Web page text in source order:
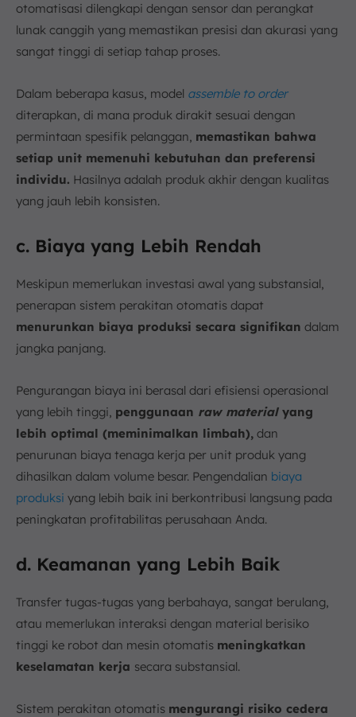
otomatisasi dilengkapi dengan sensor dan perangkat
lunak canggih yang memastikan presisi dan akurasi yang
sangat tinggi di setiap tahap proses.
Dalam beberapa kasus, model assemble to order
diterapkan, di mana produk dirakit sesuai dengan
permintaan spesifik pelanggan, memastikan bahwa
setiap unit memenuhi kebutuhan dan preferensi
individu. Hasilnya adalah produk akhir dengan kualitas
yang jauh lebih konsisten.
c. Biaya yang Lebih Rendah
Meskipun memerlukan investasi awal yang substansial,
penerapan sistem perakitan otomatis dapat
menurunkan biaya produksi secara signifikan dalam
jangka panjang.
Pengurangan biaya ini berasal dari efisiensi operasional
yang lebih tinggi, penggunaan raw materialyang
lebih optimal (meminimalkan limbah), dan
penurunan biaya tenaga kerja per unit produk yang
dihasilkan dalam volume besar. Pengendalian biaya
produksi yang lebih baik ini berkontribusi langsung pada
peningkatan profitabilitas perusahaan Anda.
d. Keamanan yang Lebih Baik
Transfer tugas-tugas yang berbahaya, sangat berulang,
atau memerlukan interaksi dengan material berisiko
tinggi ke robot dan mesin otomatis meningkatkan
keselamatan kerja secara substansial.
Sistem perakitan otomatis mengurangi risiko cedera